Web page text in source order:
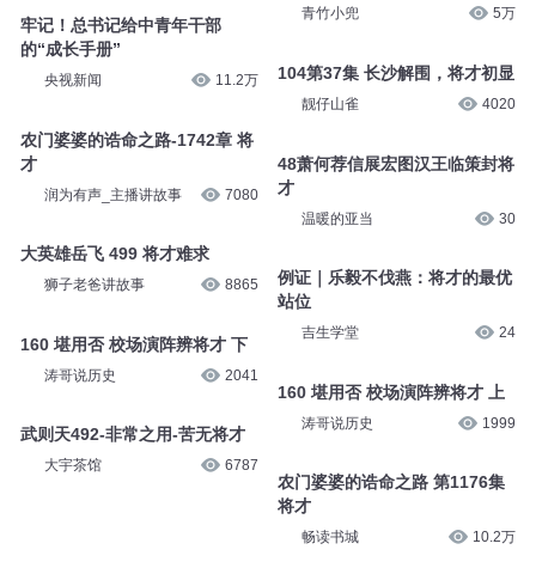
牢记！总书记给中青年干部
的“成长手册”
央视新闻 11.2万
农门婆婆的诰命之路-1742章 将
才
润为有声_主播讲故事 7080
大英雄岳飞 499 将才难求
狮子老爸讲故事 8865
160 堪用否 校场演阵辨将才 下
涛哥说历史 2041
武则天492-非常之用-苦无将才
大宇茶馆 6787
青竹小兜 5万
104第37集 长沙解围，将才初显
靓仔山雀 4020
48萧何荐信展宏图汉王临策封将
才
温暖的亚当 30
例证｜乐毅不伐燕：将才的最优
站位
吉生学堂 24
160 堪用否 校场演阵辨将才 上
涛哥说历史 1999
农门婆婆的诰命之路 第1176集
将才
畅读书城 10.2万